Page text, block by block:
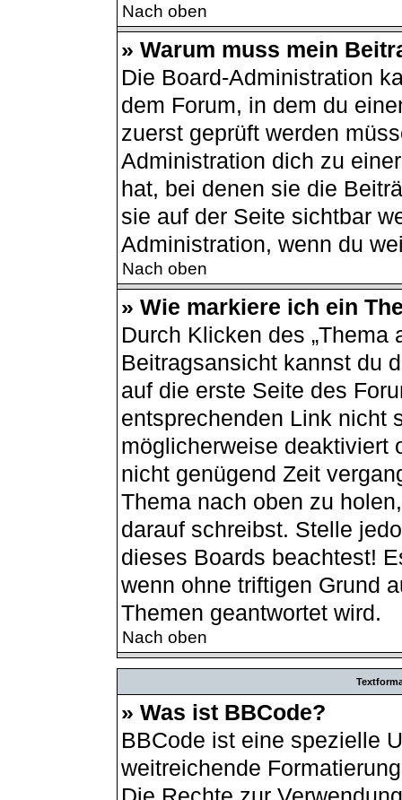
Nach oben
» Warum muss mein
Die Board-Administration
dem Forum, in dem du
zuerst geprüft werden
Administration dich zu
hat, bei denen sie die
sie auf der Seite sichtbar
Administration, wenn du
Nach oben
» Wie markiere ich ein
Durch Klicken des „Thema
Beitragsansicht kannst du
auf die erste Seite des
entsprechenden Link nicht
möglicherweise deaktiviert
nicht genügend Zeit
Thema nach oben zu
darauf schreibst. Stelle
dieses Boards beachtest!
wenn ohne triftigen Grund
Themen geantwortet wird.
Nach oben
» Was ist BBCode?
BBCode ist eine spezielle
weitreichende